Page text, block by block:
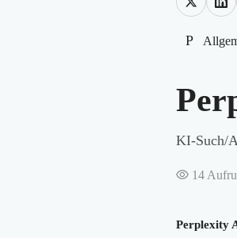
P
KI-Such/
14
Perplexity